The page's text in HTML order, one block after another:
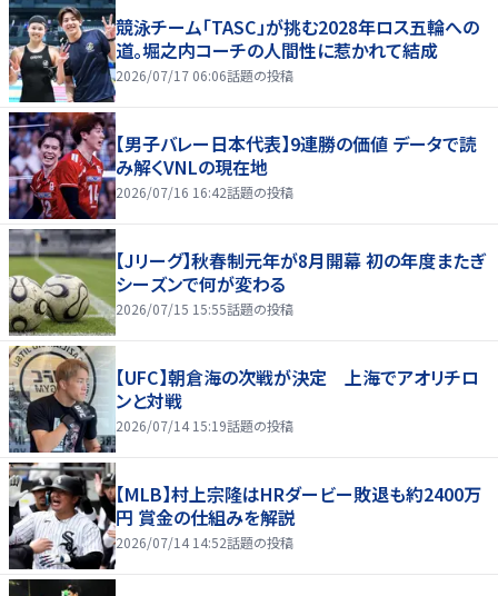
競泳チーム「TASC」が挑む2028年ロス五輪への
道。堀之内コーチの人間性に惹かれて結成
2026/07/17 06:06話題の投稿
【男子バレー日本代表】9連勝の価値 データで読
み解くVNLの現在地
2026/07/16 16:42話題の投稿
【Jリーグ】秋春制元年が8月開幕 初の年度またぎ
シーズンで何が変わる
2026/07/15 15:55話題の投稿
【UFC】朝倉海の次戦が決定 上海でアオリチロ
ンと対戦
2026/07/14 15:19話題の投稿
【MLB】村上宗隆はHRダービー敗退も約2400万
円 賞金の仕組みを解説
2026/07/14 14:52話題の投稿